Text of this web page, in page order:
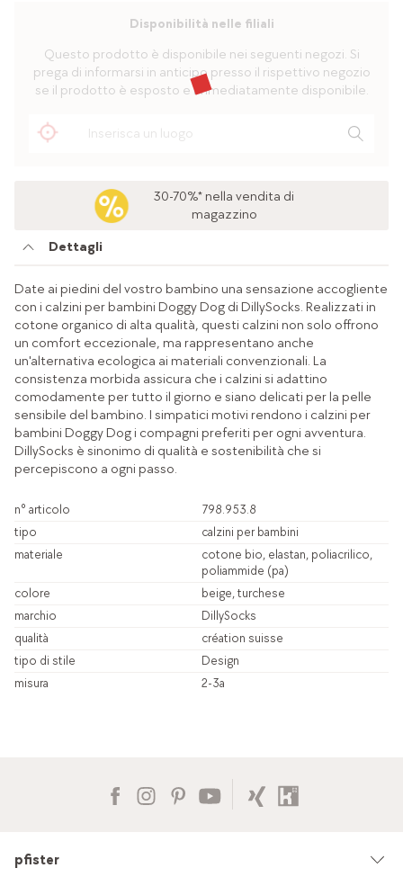
Disponibilità nelle filiali
Questo prodotto è disponibile nei seguenti negozi. Si
prega di informarsi in anticipo presso il rispettivo negozio
se il prodotto è esposto e immediatamente disponibile.
30-70%* nella vendita di
magazzino
Dettagli
Date ai piedini del vostro bambino una sensazione accogliente
con i calzini per bambini Doggy Dog di DillySocks. Realizzati in
cotone organico di alta qualità, questi calzini non solo offrono
un comfort eccezionale, ma rappresentano anche
un'alternativa ecologica ai materiali convenzionali. La
consistenza morbida assicura che i calzini si adattino
comodamente per tutto il giorno e siano delicati per la pelle
sensibile del bambino. I simpatici motivi rendono i calzini per
bambini Doggy Dog i compagni preferiti per ogni avventura.
DillySocks è sinonimo di qualità e sostenibilità che si
percepiscono a ogni passo.
n° articolo
798.953.8
tipo
calzini per bambini
materiale
cotone bio, elastan, poliacrilico,
poliammide (pa)
colore
beige, turchese
marchio
DillySocks
qualità
création suisse
tipo di stile
Design
misura
2-3a
pfister